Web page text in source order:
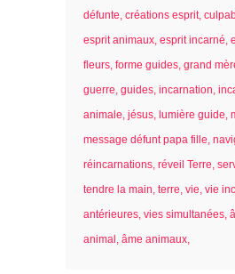
défunte créations esprit
esprit animaux esprit incarné
fleurs forme guides grand
guerre guides incarnation
animale jésus lumière guide
message défunt papa fille
réincarnations réveil Terre
tendre la main terre vie vie
antérieures vies simultanées
animal
âme animaux